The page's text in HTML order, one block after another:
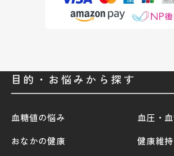
目的・お悩みから探す
血糖値の悩み
血圧・
おなかの健康
健康維